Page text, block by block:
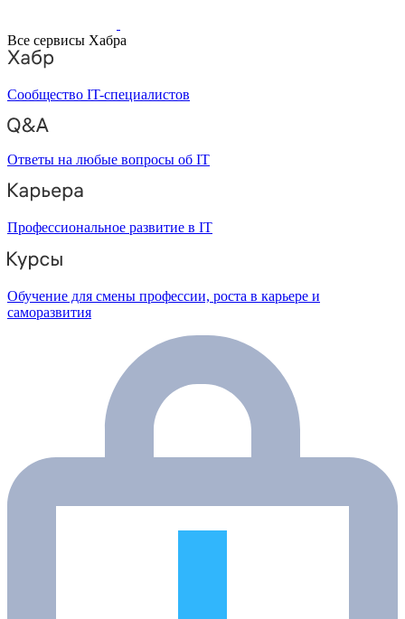
Все сервисы Хабра
Сообщество IT-специалистов
Ответы на любые вопросы об IT
Профессиональное развитие в IT
Обучение для смены профессии, роста в карьере и
саморазвития